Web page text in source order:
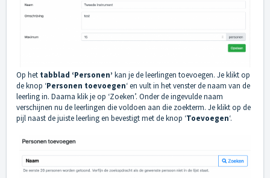
Op het tabblad ‘Personen’ kan je de leerlingen toevoegen. Je klikt op
de knop ‘Personen toevoegen‘ en vult in het venster de naam van de
leerling in. Daarna klik je op ‘Zoeken’. Onder de ingevulde naam
verschijnen nu de leerlingen die voldoen aan die zoekterm. Je klikt op de
pijl naast de juiste leerling en bevestigt met de knop ‘Toevoegen‘.